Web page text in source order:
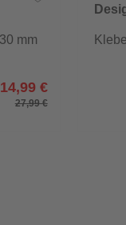
mm
14,99 €
27,99 €